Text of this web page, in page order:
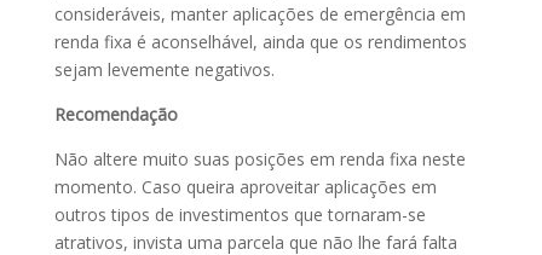
consideráveis, manter aplicações de emergência em
renda fixa é aconselhável, ainda que os rendimentos
sejam levemente negativos.
Recomendação
Não altere muito suas posições em renda fixa neste
momento. Caso queira aproveitar aplicações em
outros tipos de investimentos que tornaram-se
atrativos, invista uma parcela que não lhe fará falta